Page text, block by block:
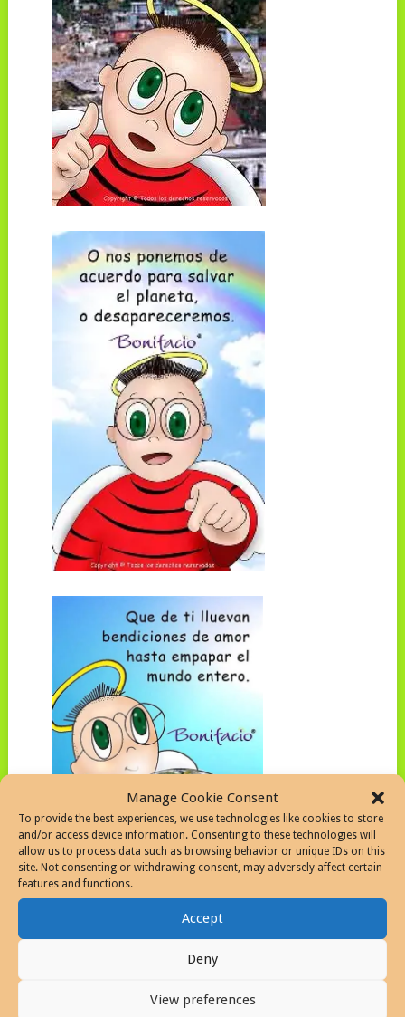
Manage Cookie Consent
To provide the best experiences, we use technologies like cookies to store
and/or access device information. Consenting to these technologies will
allow us to process data such as browsing behavior or unique IDs on this
site. Not consenting or withdrawing consent, may adversely affect certain
features and functions.
Accept
Deny
View preferences